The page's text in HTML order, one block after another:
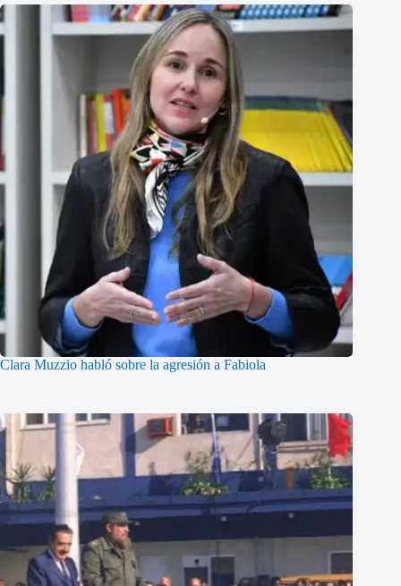
Clara Muzzio habló sobre la agresión a Fabiola